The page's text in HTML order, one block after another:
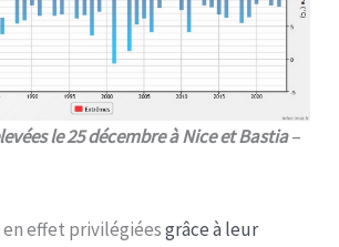
le 25 décembre à Nice et Bastia–
en effet privilégiéesgrâce à leur